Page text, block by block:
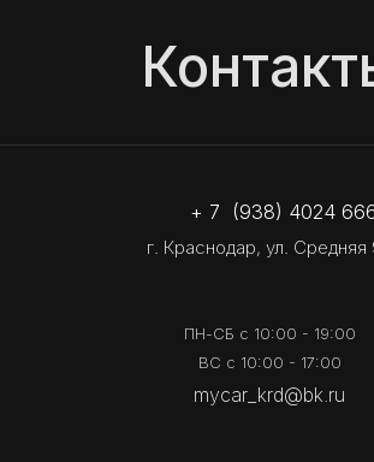
+ 7 (938) 4024
г. Краснодар, ул. Средняя
ПН-СБ с 10:00 - 19:00
ВС с 10:00 - 17:00
mycar_krd@bk.ru